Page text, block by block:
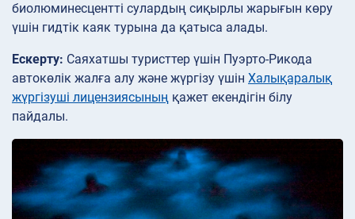
биолюминесцентті сулардың сиқырлы жарығын көру
үшін гидтік каяк туры​на да қатыса алады.
Ескерту: Саяхатшы туристтер үшін Пуэрто-Рикода
автокөлік жалға алу және жүргізу үшін Халықаралық
жүргізуші лицензиясының қажет екендігін білу
пайдалы.